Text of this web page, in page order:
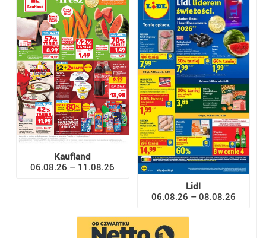
Kaufland
06.08.26 – 11.08.26
Lidl
06.08.26 – 08.08.26